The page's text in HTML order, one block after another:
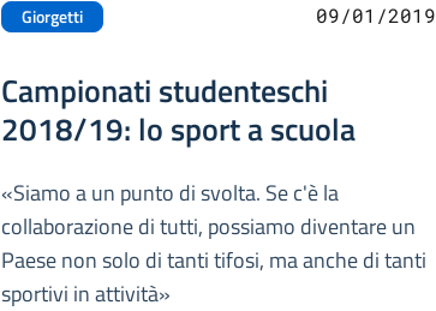
Giorgetti 09/01/2019
Campionati studenteschi
2018/19: lo sport a scuola
«Siamo a un punto di svolta. Se c'è la
collaborazione di tutti, possiamo diventare un
Paese non solo di tanti tifosi, ma anche di tanti
sportivi in attività»